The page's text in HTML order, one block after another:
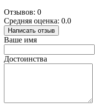
Отзывов: 0
Средняя оценка: 0.0
Написать отзыв
Ваше имя
Достоинства